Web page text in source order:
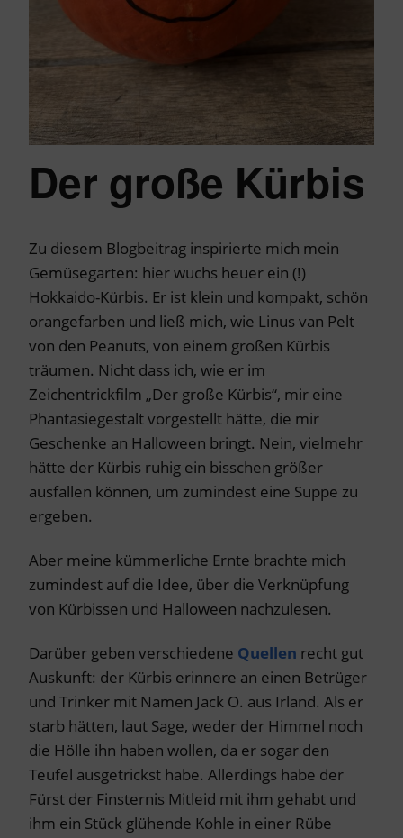
Der große Kürbis
Zu diesem Blogbeitrag inspirierte mich mein
Gemüsegarten: hier wuchs heuer ein (!)
Hokkaido-Kürbis. Er ist klein und kompakt, schön
orangefarben und ließ mich, wie Linus van Pelt
von den Peanuts, von einem großen Kürbis
träumen. Nicht dass ich, wie er im
Zeichentrickfilm „Der große Kürbis“, mir eine
Phantasiegestalt vorgestellt hätte, die mir
Geschenke an Halloween bringt. Nein, vielmehr
hätte der Kürbis ruhig ein bisschen größer
ausfallen können, um zumindest eine Suppe zu
ergeben.
Aber meine kümmerliche Ernte brachte mich
zumindest auf die Idee, über die Verknüpfung
von Kürbissen und Halloween nachzulesen.
Darüber geben verschiedene Quellen recht gut
Auskunft: der Kürbis erinnere an einen Betrüger
und Trinker mit Namen Jack O. aus Irland. Als er
starb hätten, laut Sage, weder der Himmel noch
die Hölle ihn haben wollen, da er sogar den
Teufel ausgetrickst habe. Allerdings habe der
Fürst der Finsternis Mitleid mit ihm gehabt und
ihm ein Stück glühende Kohle in einer Rübe